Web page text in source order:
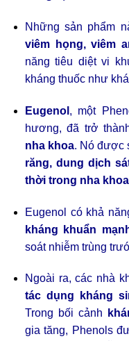
Những sản phẩm
viêm họng, viêm
năng tiêu diệt vi
kháng thuốc như
Eugenol , một
hương, đã trở
nha khoa. Nó được
răng, dung dịch
thời trong nha khoa
Eugenol có khả
kháng khuẩn
soát nhiễm trùng
Ngoài ra, các nhà
tác dụng kháng
Trong bối cảnh
gia tăng, Phenols